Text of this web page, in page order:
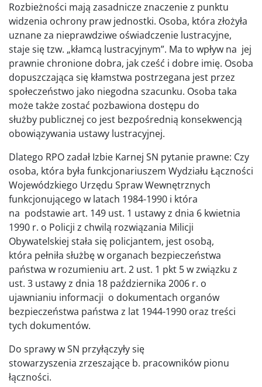
Rozbieżności mają zasadnicze znaczenie z punktu
widzenia ochrony praw jednostki. Osoba, która złożyła
uznane za nieprawdziwe oświadczenie lustracyjne,
staje się tzw. „kłamcą lustracyjnym”. Ma to wpływ na jej
prawnie chronione dobra, jak cześć i dobre imię. Osoba
dopuszczająca się kłamstwa postrzegana jest przez
społeczeństwo jako niegodna szacunku. Osoba taka
może także zostać pozbawiona dostępu do
służby publicznej co jest bezpośrednią konsekwencją
obowiązywania ustawy lustracyjnej.
Dlatego RPO zadał Izbie Karnej SN pytanie prawne: Czy
osoba, która była funkcjonariuszem Wydziału Łączności
Wojewódzkiego Urzędu Spraw Wewnętrznych
funkcjonującego w latach 1984-1990 i która
na podstawie art. 149 ust. 1 ustawy z dnia 6 kwietnia
1990 r. o Policji z chwilą rozwiązania Milicji
Obywatelskiej stała się policjantem, jest osobą,
która pełniła służbę w organach bezpieczeństwa
państwa w rozumieniu art. 2 ust. 1 pkt 5 w związku z
ust. 3 ustawy z dnia 18 października 2006 r. o
ujawnianiu informacji o dokumentach organów
bezpieczeństwa państwa z lat 1944-1990 oraz treści
tych dokumentów.
Do sprawy w SN przyłączyły się
stowarzyszenia zrzeszające b. pracowników pionu
łączności.